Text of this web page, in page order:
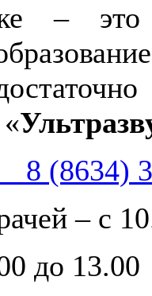
–
(8634)
– с
до 13.00